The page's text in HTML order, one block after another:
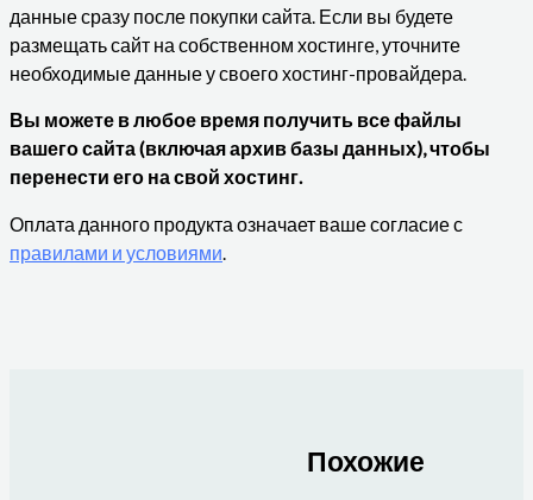
данные сразу после покупки сайта. Если вы будете
размещать сайт на собственном хостинге, уточните
необходимые данные у своего хостинг-провайдера.
Вы можете в любое время получить все файлы
вашего сайта (включая архив базы данных), чтобы
перенести его на свой хостинг.
Оплата данного продукта означает ваше согласие с
правилами и условиями.
Похожие